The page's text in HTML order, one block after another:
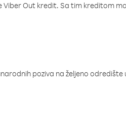
Viber Out kredit. Sa tim kreditom
poziva na željeno